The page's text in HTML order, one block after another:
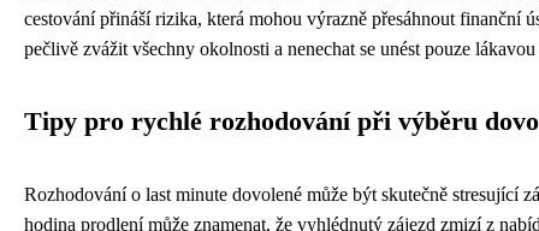
cestování přináší rizika, která mohou výrazně přesáhnout finanční
pečlivě zvážit všechny okolnosti a nenechat se unést pouze
Tipy pro rychlé rozhodování při výběru
Rozhodování o last minute dovolené může být skutečně stresující
hodina prodlení může znamenat, že vyhlédnutý zájezd zmizí z